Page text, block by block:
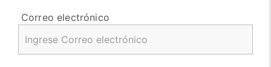
Correo electrónico